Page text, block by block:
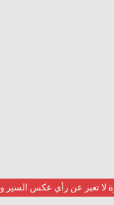
لا تعبر عن رأي عكس السير